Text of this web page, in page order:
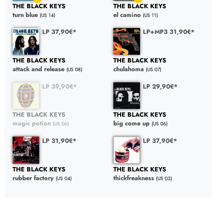
THE BLACK KEYS
turn blue (US 14)
THE BLACK KEYS
el camino (US 11)
LP 37,90€*
THE BLACK KEYS
attack and release (US 08)
LP+MP3 31,90€*
THE BLACK KEYS
chulahoma (US 07)
LP 39,90€*
THE BLACK KEYS
magic potion (US 06)
LP 29,90€*
THE BLACK KEYS
big come up (US 06)
LP 31,90€*
THE BLACK KEYS
rubber factory (US 04)
LP 37,90€*
THE BLACK KEYS
thickfreakness (US 03)